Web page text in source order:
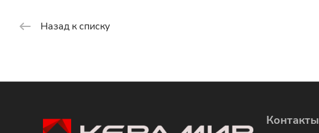
Назад к списку
Контакты